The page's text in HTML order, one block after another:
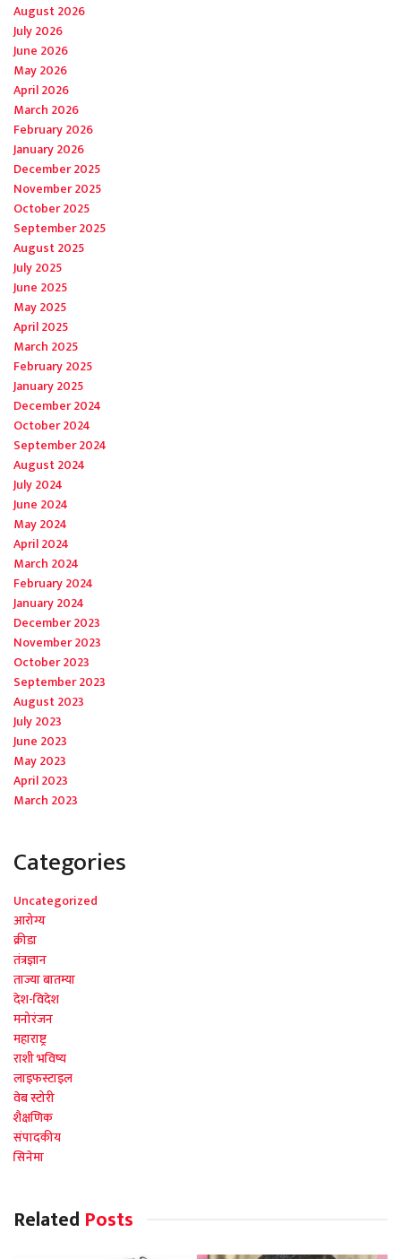
August 2026
July 2026
June 2026
May 2026
April 2026
March 2026
February 2026
January 2026
December 2025
November 2025
October 2025
September 2025
August 2025
July 2025
June 2025
May 2025
April 2025
March 2025
February 2025
January 2025
December 2024
October 2024
September 2024
August 2024
July 2024
June 2024
May 2024
April 2024
March 2024
February 2024
January 2024
December 2023
November 2023
October 2023
September 2023
August 2023
July 2023
June 2023
May 2023
April 2023
March 2023
Categories
Uncategorized
आरोग्य
क्रीडा
तंत्रज्ञान
ताज्या बातम्या
देश-विदेश
मनोरंजन
महाराष्ट्र
राशी भविष्य
लाइफस्टाइल
वेब स्टोरी
शैक्षणिक
संपादकीय
सिनेमा
Related Posts